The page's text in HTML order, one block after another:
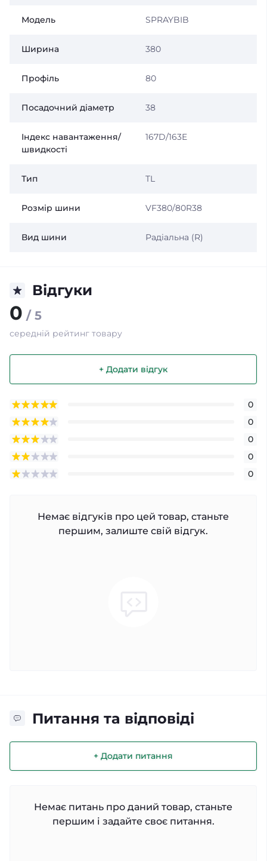
Модель SPRAYBIB
Ширина 380
Профіль 80
Посадочний діаметр 38
Індекс навантаження/
швидкості
167D/163E
Тип TL
Розмір шини VF380/80R38
Вид шини Радіальна (R)
Відгуки
0 / 5
середній рейтинг товару
+ Додати відгук
0
0
0
0
0
Немає відгуків про цей товар, станьте
першим, залиште свій відгук.
Питання та відповіді
+ Додати питання
Немає питань про даний товар, станьте
першим і задайте своє питання.